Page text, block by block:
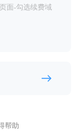
面-勾选续费域
帮助